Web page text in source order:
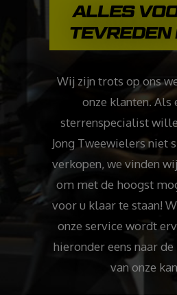
ALLES
Wij zijn trots op ons
onze klanten. Als
sterrenspecialist
Jong Tweewielers niet
verkopen, we vinden
om met de hoogst
voor u klaar te staan!
onze service wordt
hieronder eens naar
van onze